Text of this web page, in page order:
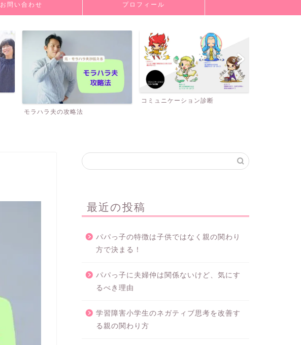
お問い合わせ プロフィール
コミュニケーション診断
最近の投稿
パパっ子の特徴は子供ではなく親の関わり
方で決まる！
パパっ子に夫婦仲は関係ないけど、気にす
るべき理由
学習障害小学生のネガティブ思考を改善す
る親の関わり方